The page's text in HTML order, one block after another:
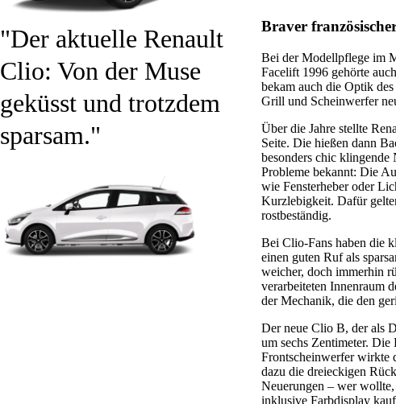
Der aktuelle Renault
Clio: Von der Muse
geküsst und trotzdem
sparsam.
Braver
Bei der Modellpflege im
Facelift 1996 gehörte
bekam auch die Optik
Grill und Scheinwerfer
Über die Jahre stellte
Seite. Die hießen dann
besonders chic
Probleme bekannt: Die
wie Fensterheber oder
Kurzlebigkeit. Dafür
rostbeständig.
Bei Clio-Fans haben die
einen guten Ruf als
weicher, doch immerhin
verarbeiteten Innenraum
der Mechanik, die den
Der neue Clio B, der als
um sechs Zentimeter.
Frontscheinwerfer wirkte
dazu die dreieckigen
Neuerungen – wer
inklusive Farbdisplay